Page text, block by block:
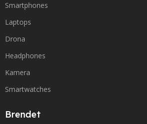
Smartphones
Laptops
Drona
Headphones
Kamera
Smartwatches
Brendet